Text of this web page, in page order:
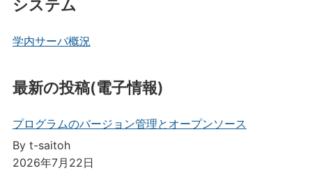
システム
学内サーバ概況
最新の投稿(電子情報)
プログラムのバージョン管理とオープンソース
By t-saitoh
2026年7月22日